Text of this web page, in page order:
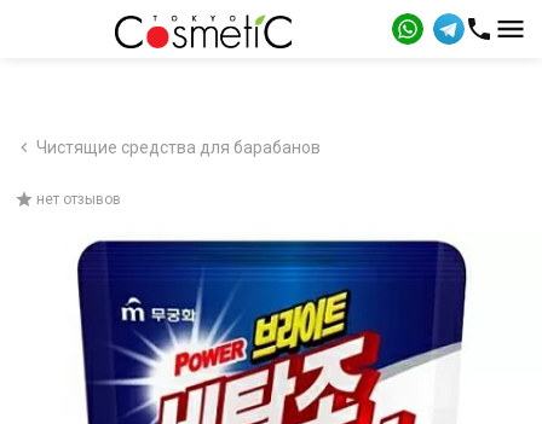
Чистящие средства для барабанов
нет отзывов